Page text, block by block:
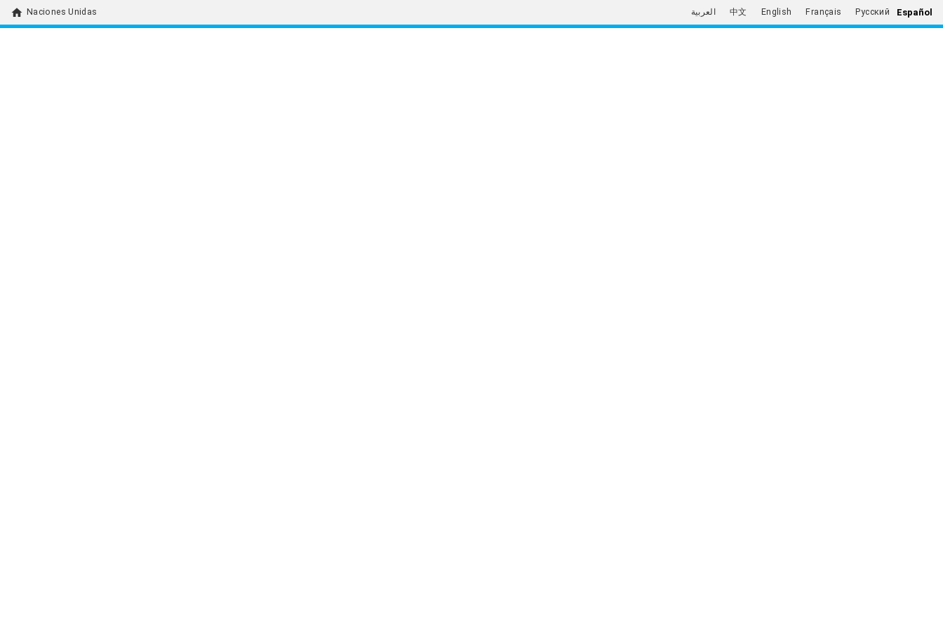
home Naciones Unidas العربية 中文 English Français Русский Español